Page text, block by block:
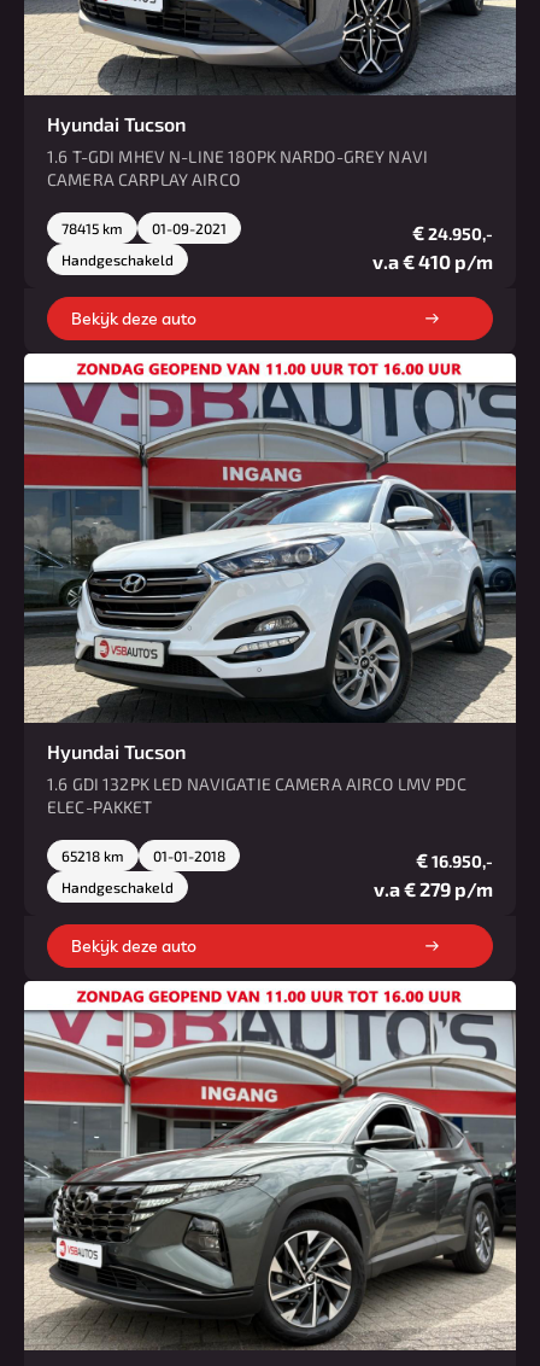
Hyundai Tucson
1.6 T-GDI MHEV N-LINE 180PK NARDO-GREY NAVI
CAMERA CARPLAY AIRCO
78415 km
01-09-2021
Handgeschakeld
€24.950,-
v.a € 410 p/m
Bekijk deze auto
Hyundai Tucson
1.6 GDI 132PK LED NAVIGATIE CAMERA AIRCO LMV PDC
ELEC-PAKKET
65218 km
01-01-2018
Handgeschakeld
€16.950,-
v.a € 279 p/m
Bekijk deze auto